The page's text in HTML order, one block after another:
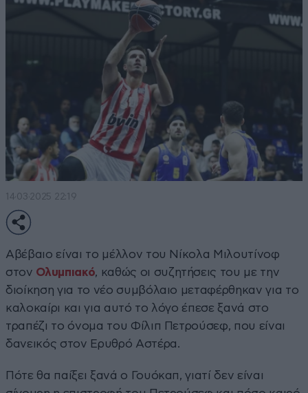
14·03·2025 22:19
Αβέβαιο είναι το μέλλον του Νίκολα Μιλουτίνοφ
στον Ολυμπιακό, καθώς οι συζητήσεις του με την
διοίκηση για το νέο συμβόλαιο μεταφέρθηκαν για το
καλοκαίρι και για αυτό το λόγο έπεσε ξανά στο
τραπέζι το όνομα του Φίλιπ Πετρούσεφ, που είναι
δανεικός στον Ερυθρό Αστέρα.
Πότε θα παίξει ξανά ο Γουόκαπ, γιατί δεν είναι